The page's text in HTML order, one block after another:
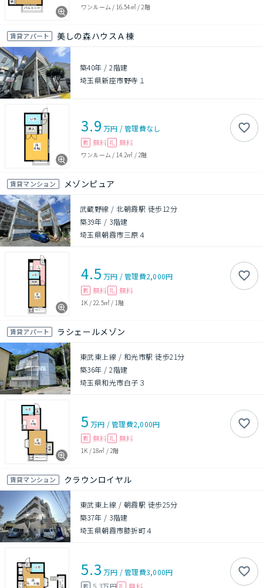
ワンルーム / 16.54㎡/ 2階
賃貸アパート 美しの森ハウスＡ棟
築40年 /2階建
埼玉県新座市野寺１
3.9 万円 /管理費なし
敷 無料 礼 無料
ワンルーム / 14.2㎡ / 2階
賃貸マンション メゾンピュア
武蔵野線 / 北朝霞駅 徒歩12分
築39年 / 3階建
埼玉県朝霞市三原４
4.5 万円 /管理費2,000円
敷 無料 礼 無料
1K / 22.5㎡ / 1階
賃貸アパート ラシェールメゾン
東武東上線 / 和光市駅 徒歩21分
築36年 /2階建
埼玉県和光市白子３
5 万円 /管理費2,000円
敷 無料 礼 無料
1K / 18㎡ / 2階
賃貸マンション クラウンロイヤル
東武東上線 / 朝霞駅 徒歩25分
築37年 / 3階建
埼玉県朝霞市膝折町４
5.3 万円 /管理費3,000円
敷 5.3万円 礼 無料